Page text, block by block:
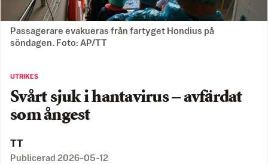
Passagerare evakueras från fartyget Hondius på
söndagen. Foto: AP/TT
UTRIKES
Svårt sjuk i hantavirus – avfärdat
som ångest
TT
Publicerad 2026-05-12